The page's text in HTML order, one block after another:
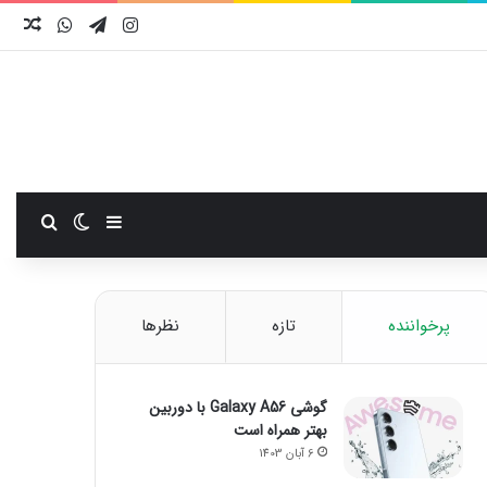
اینستاگرام
تلگرام واتس
سایدبارتغییر
پرخواننده تازه نظرها
گوشی Galaxy A56 با دوربین
بهتر همراه است
6 آبان 1403